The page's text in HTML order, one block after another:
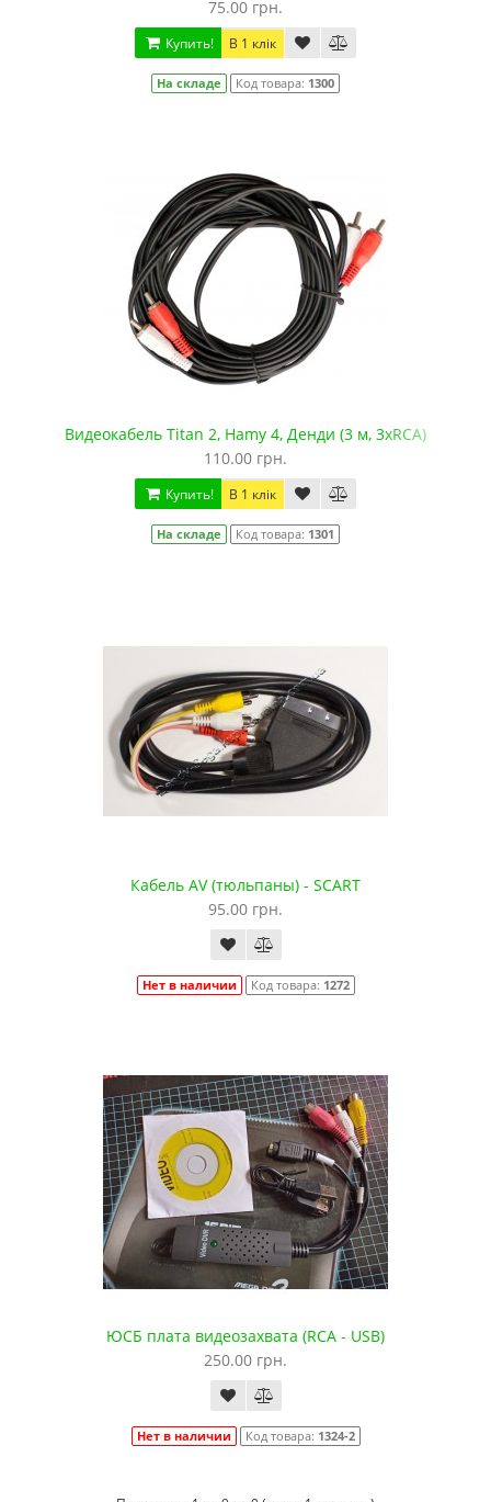
75.00 грн.
Купить! В 1 клік
На складе Код товара: 1300
Видеокабель Titan 2, Hamy 4, Денди (3 м, 3хRCA)
110.00 грн.
Купить! В 1 клік
На складе Код товара: 1301
Кабель AV (тюльпаны) - SCART
95.00 грн.
Нет в наличии Код товара: 1272
ЮСБ плата видеозахвата (RCA - USB)
250.00 грн.
Нет в наличии Код товара: 1324-2